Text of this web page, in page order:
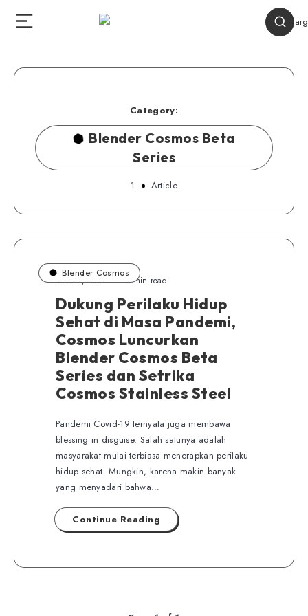
Category:
Blender Cosmos Beta
Series
1 Article
Blender Cosmos
25 Mei, 2021 7 min read
Dukung Perilaku Hidup
Sehat di Masa Pandemi,
Cosmos Luncurkan
Blender Cosmos Beta
Series dan Setrika
Cosmos Stainless Steel
Pandemi Covid-19 ternyata juga membawa
blessing in disguise. Salah satunya adalah
masyarakat mulai terbiasa menerapkan perilaku
hidup sehat. Mungkin, karena makin banyak
yang menyadari bahwa…
Continue Reading